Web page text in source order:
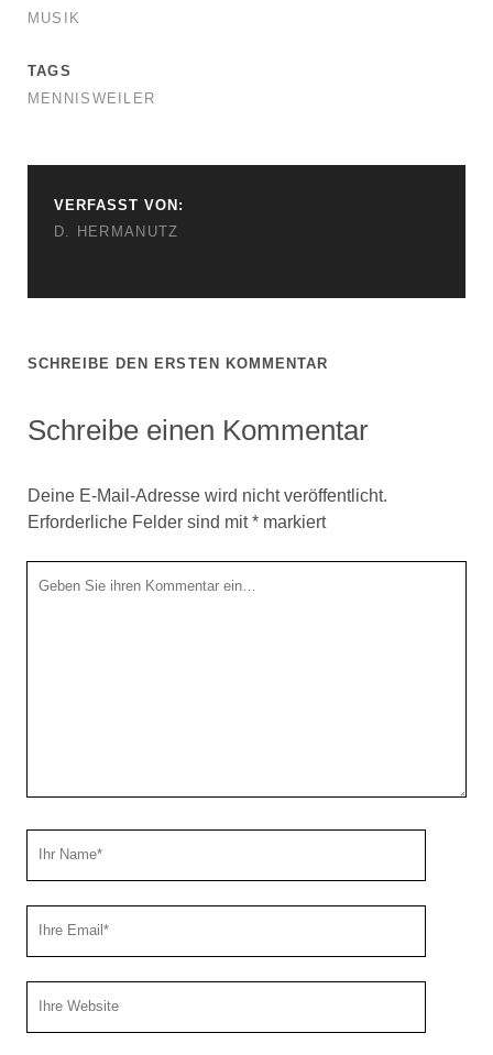
MUSIK
TAGS
MENNISWEILER
VERFASST VON:
D. HERMANUTZ
SCHREIBE DEN ERSTEN KOMMENTAR
Schreibe einen Kommentar
Deine E-Mail-Adresse wird nicht veröffentlicht.
Erforderliche Felder sind mit*markiert